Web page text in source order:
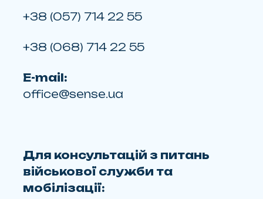
+38 (057) 714 22 55
+38 (068) 714 22 55
E-mail:
office@sense.ua
Для консультацій з питань
військової служби та
мобілізації: